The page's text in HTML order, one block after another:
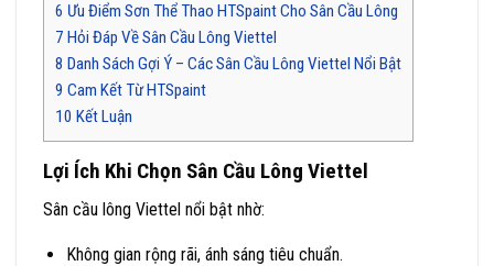
6 Ưu Điểm Sơn Thể Thao HTSpaint Cho Sân Cầu Lông
7 Hỏi Đáp Về Sân Cầu Lông Viettel
8 Danh Sách Gợi Ý – Các Sân Cầu Lông Viettel Nổi Bật
9 Cam Kết Từ HTSpaint
10 Kết Luận
Lợi Ích Khi Chọn Sân Cầu Lông Viettel
Sân cầu lông Viettel nổi bật nhờ:
Không gian rộng rãi, ánh sáng tiêu chuẩn.